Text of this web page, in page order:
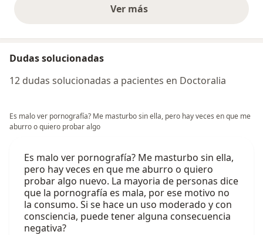
Ver másopiniones anteriores
Dudas solucionadas
12 dudas solucionadas a pacientes en Doctoralia
Es malo ver pornografía? Me masturbo sin ella, pero hay veces en que me
aburro o quiero probar algo
Es malo ver pornografía? Me masturbo sin ella,
pero hay veces en que me aburro o quiero
probar algo nuevo. La mayoria de personas dice
que la pornografía es mala, por ese motivo no
la consumo. Si se hace un uso moderado y con
consciencia, puede tener alguna consecuencia
negativa?